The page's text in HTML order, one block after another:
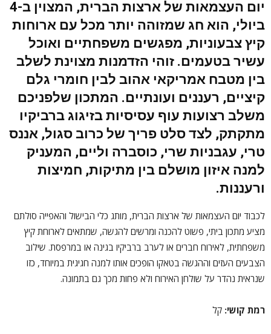
יום העצמאות של ארצות הברית, המצוין ב-4
ביולי, הוא חג שמזוהה יותר מכל עם ארוחות
קיץ צבעוניות, מפגשים משפחתיים ואוכל
עשיר בטעמים. זוהי הזדמנות מצוינת לשלב
בין מטבח אמריקאי אהוב לבין חומרי גלם
קיציים, רעננים ועונתיים. המתכון שלפניכם
משלב רצועות עוף עסיסיות בזיגוג ברביקיו
מתקתק, לצד סלט פריך של כרוב סגול, אננס
טרי, עגבניות שרי, כוסברה וליים, המעניק
למנה איזון מושלם בין מתיקות, חמיצות
ורעננות.
לכבוד יום העצמאות של ארצות הברית, מותג כלי הבישול והאפייה סולתם
מציע מתכון ביתי, פשוט להכנה ומרשים להגשה, שמתאים לארוחת קיץ
משפחתית, לאירוח חברים או לערב ברביקיו בגינה או במרפסת. שילוב
הצבעים העזים וההגשה בטאקו הופכים אותו למנה חגיגית במיוחד, כזו
שנראית נהדר על שולחן האירוח ולא פחות מכך גם בתמונה.
רמת קושי: קל